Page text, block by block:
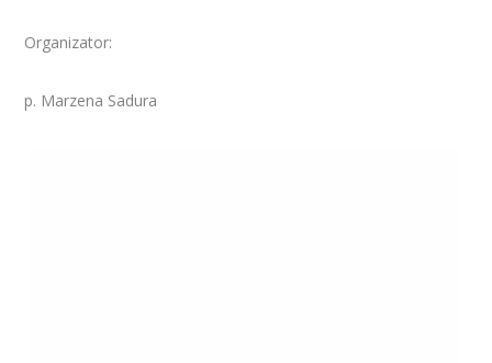
Organizator:
p. Marzena Sadura